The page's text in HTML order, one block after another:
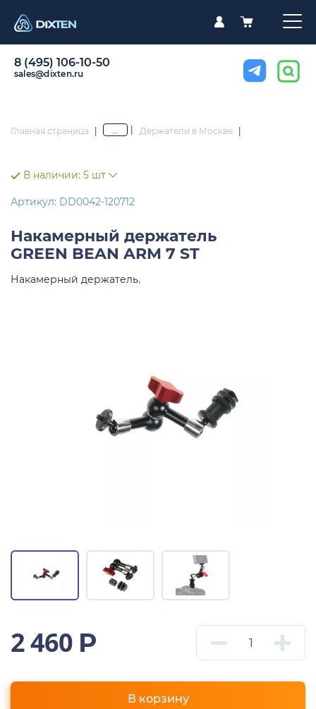
8 (495) 106-10-50
sales@dixten.ru
Главная страница | ... Держатели в Москве |
В наличии: 5 шт
Артикул: DD0042-120712
Накамерный держатель
GREEN BEAN ARM 7 ST
Накамерный держатель.
2 460 Р
В корзину